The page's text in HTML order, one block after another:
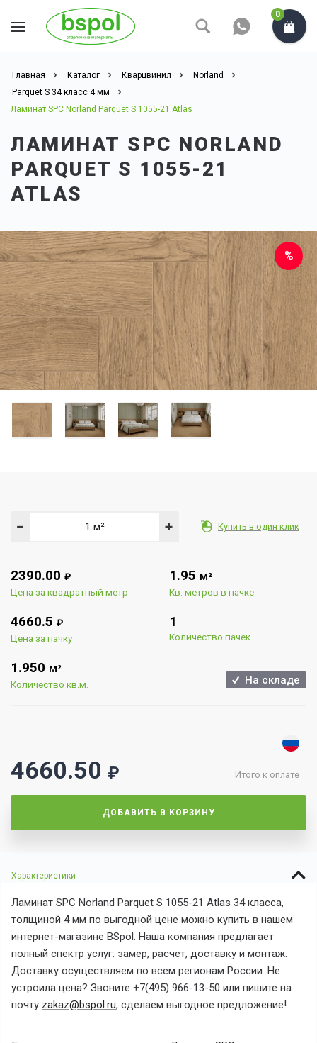
0
Главная Каталог Кварцвинил
Norland
Parquet S 34 класс 4 мм
Ламинат SPC Norland Parquet S 1055-21 Atlas
ЛАМИНАТ SPC NORLAND
PARQUET S 1055-21
ATLAS
Купить в один клик
− +
2390.00 ₽
Цена за квадратный метр
1.95 М²
Кв. метров в пачке
4660.5 ₽
Цена за пачку
1
Количество пачек
1.950 М²
Количество кв.м. На складе
Итого к оплате
4660.50 ₽
ДОБАВИТЬ В КОРЗИНУ
Характеристики
Ламинат SPC Norland Parquet S 1055-21 Atlas 34 класса,
толщиной 4 мм по выгодной цене можно купить в нашем
интернет-магазине BSpol. Наша компания предлагает
полный спектр услуг: замер, расчет, доставку и монтаж.
Доставку осуществляем по всем регионам России. Не
устроила цена? Звоните +7(495) 966-13-50 или пишите на
почту zakaz@bspol.ru, сделаем выгодное предложение!